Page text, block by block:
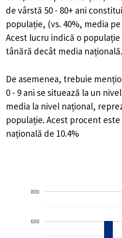
de vârstă 50 - 80+ ani
populație, (vs. 40%, media
Acest lucru indică o
tânără decât media națională.
De asemenea, trebuie
0 - 9 ani se situează la un
media la nivel național,
populație. Acest procent
națională de 10.4%
600
800